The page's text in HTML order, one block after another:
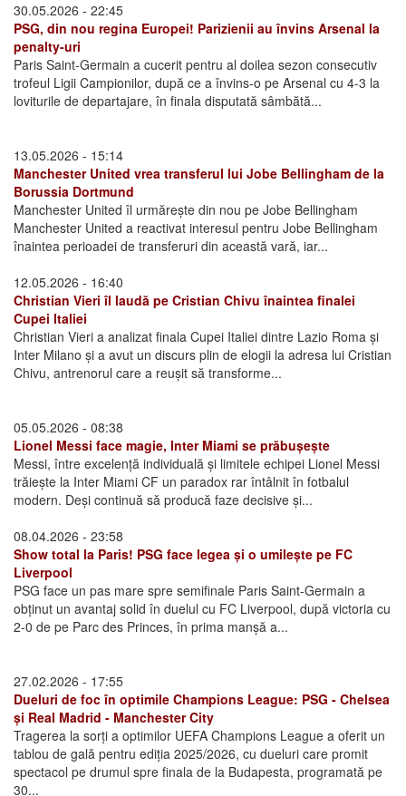
30.05.2026 - 22:45
PSG, din nou regina Europei! Parizienii au învins Arsenal la
penalty-uri
Paris Saint-Germain a cucerit pentru al doilea sezon consecutiv
trofeul Ligii Campionilor, după ce a învins-o pe Arsenal cu 4-3 la
loviturile de departajare, în finala disputată sâmbătă...
13.05.2026 - 15:14
Manchester United vrea transferul lui Jobe Bellingham de la
Borussia Dortmund
Manchester United îl urmărește din nou pe Jobe Bellingham
Manchester United a reactivat interesul pentru Jobe Bellingham
înaintea perioadei de transferuri din această vară, iar...
12.05.2026 - 16:40
Christian Vieri îl laudă pe Cristian Chivu înaintea finalei
Cupei Italiei
Christian Vieri a analizat finala Cupei Italiei dintre Lazio Roma și
Inter Milano și a avut un discurs plin de elogii la adresa lui Cristian
Chivu, antrenorul care a reușit să transforme...
05.05.2026 - 08:38
Lionel Messi face magie, Inter Miami se prăbușește
Messi, între excelență individuală și limitele echipei Lionel Messi
trăiește la Inter Miami CF un paradox rar întâlnit în fotbalul
modern. Deși continuă să producă faze decisive și...
08.04.2026 - 23:58
Show total la Paris! PSG face legea și o umilește pe FC
Liverpool
PSG face un pas mare spre semifinale Paris Saint-Germain a
obținut un avantaj solid în duelul cu FC Liverpool, după victoria cu
2-0 de pe Parc des Princes, în prima manșă a...
27.02.2026 - 17:55
Dueluri de foc în optimile Champions League: PSG - Chelsea
și Real Madrid - Manchester City
Tragerea la sorți a optimilor UEFA Champions League a oferit un
tablou de gală pentru ediția 2025/2026, cu dueluri care promit
spectacol pe drumul spre finala de la Budapesta, programată pe
30...